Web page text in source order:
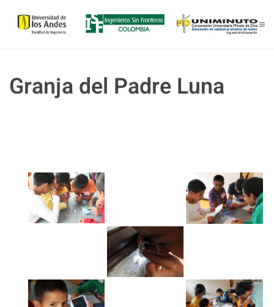
Skip to main content
Granja del Padre Luna